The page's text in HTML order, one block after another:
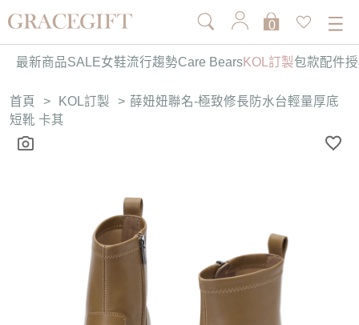
0
最新商品SALE女鞋流行趨勢Care BearsKOL訂製包款配件
首頁 > KOL訂製 > 薛妞妞聯名-極致修長防水台輕量厚底
短靴 卡其